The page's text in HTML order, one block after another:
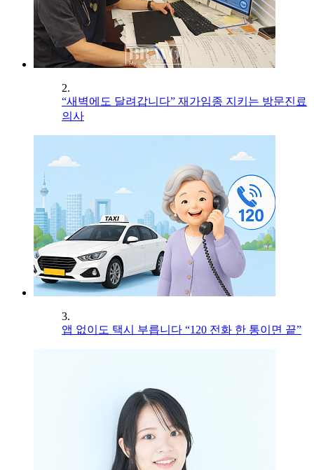
2.
“새벽에도 달려갑니다” 재가임종 지키는 방문진료
의사
3.
앱 없이도 택시 부릅니다 “120 전화 한 통이면 끝”